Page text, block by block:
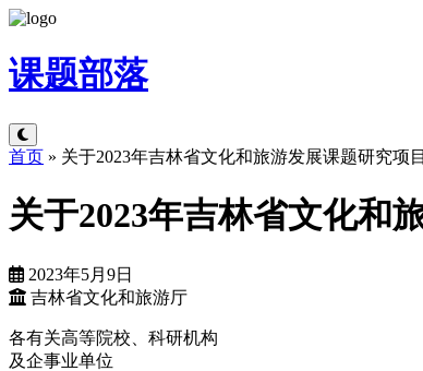
课题部落
首页 » 关于2023年吉林省文化和旅游发展课题研究项
关于2023年吉林省文化和
2023年5月9日
吉林省文化和旅游厅
各有关高等院校、科研机构
及企事业单位